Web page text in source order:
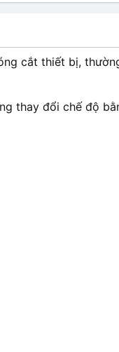
cắt thiết bị,
thay đổi chế độ